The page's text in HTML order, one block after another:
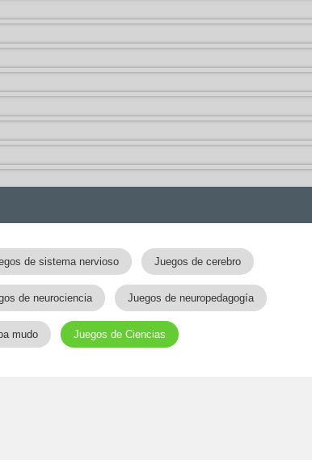
de sistema nervioso Juegos de cerebro
de neurociencia Juegos de neuropedagogía
mudo Juegos de Ciencias